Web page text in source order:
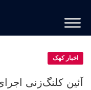
اخبار کهک
آئین کلنگ‌زنی